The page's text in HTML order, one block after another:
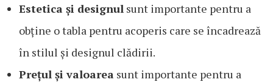
Estetica și designul sunt importante pentru a
obține o tabla pentru acoperis care se încadrează
în stilul și designul clădirii.
Prețul și valoarea sunt importante pentru a